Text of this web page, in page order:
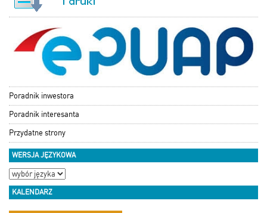
Poradnik inwestora
Poradnik interesanta
Przydatne strony
WERSJA JĘZYKOWA
KALENDARZ